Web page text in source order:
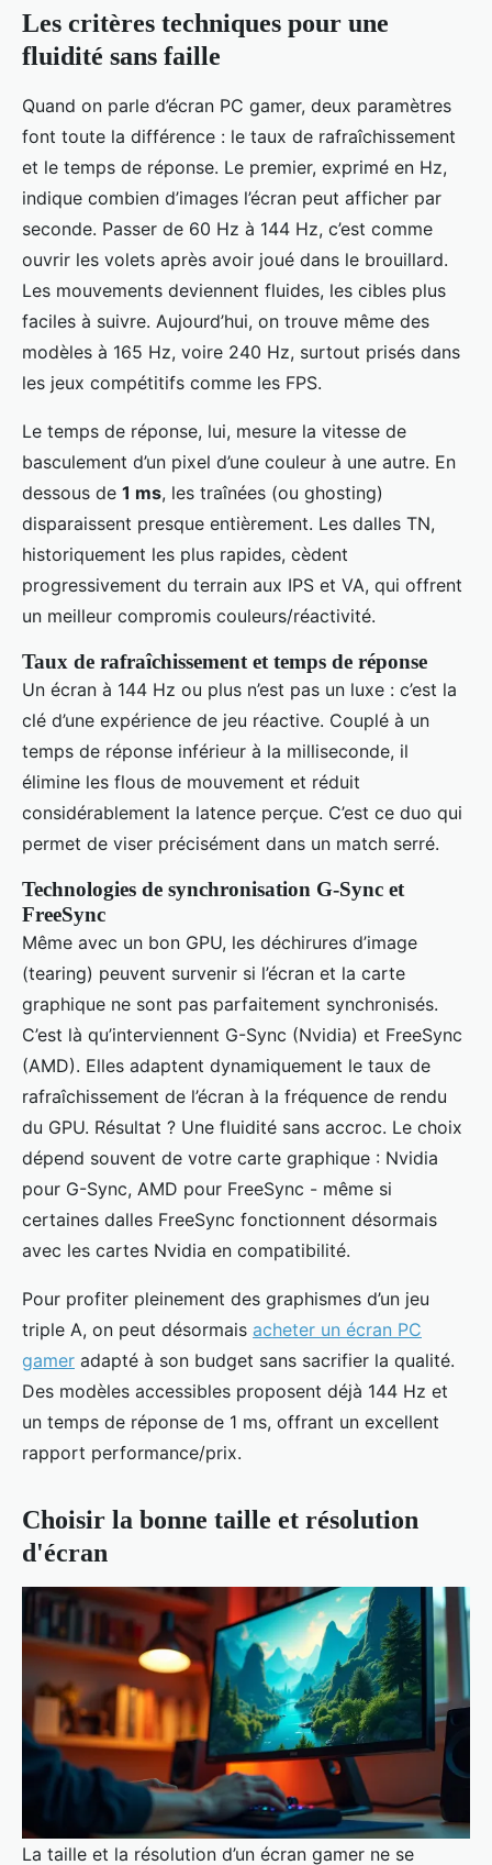
Les critères techniques pour une
fluidité sans faille
Quand on parle d’écran PC gamer, deux paramètres
font toute la différence : le taux de rafraîchissement
et le temps de réponse. Le premier, exprimé en Hz,
indique combien d’images l’écran peut afficher par
seconde. Passer de 60 Hz à 144 Hz, c’est comme
ouvrir les volets après avoir joué dans le brouillard.
Les mouvements deviennent fluides, les cibles plus
faciles à suivre. Aujourd’hui, on trouve même des
modèles à 165 Hz, voire 240 Hz, surtout prisés dans
les jeux compétitifs comme les FPS.
Le temps de réponse, lui, mesure la vitesse de
basculement d’un pixel d’une couleur à une autre. En
dessous de 1 ms, les traînées (ou ghosting)
disparaissent presque entièrement. Les dalles TN,
historiquement les plus rapides, cèdent
progressivement du terrain aux IPS et VA, qui offrent
un meilleur compromis couleurs/réactivité.
Taux de rafraîchissement et temps de réponse
Un écran à 144 Hz ou plus n’est pas un luxe : c’est la
clé d’une expérience de jeu réactive. Couplé à un
temps de réponse inférieur à la milliseconde, il
élimine les flous de mouvement et réduit
considérablement la latence perçue. C’est ce duo qui
permet de viser précisément dans un match serré.
Technologies de synchronisation G-Sync et
FreeSync
Même avec un bon GPU, les déchirures d’image
(tearing) peuvent survenir si l’écran et la carte
graphique ne sont pas parfaitement synchronisés.
C’est là qu’interviennent G-Sync (Nvidia) et FreeSync
(AMD). Elles adaptent dynamiquement le taux de
rafraîchissement de l’écran à la fréquence de rendu
du GPU. Résultat ? Une fluidité sans accroc. Le choix
dépend souvent de votre carte graphique : Nvidia
pour G-Sync, AMD pour FreeSync - même si
certaines dalles FreeSync fonctionnent désormais
avec les cartes Nvidia en compatibilité.
Pour profiter pleinement des graphismes d’un jeu
triple A, on peut désormais acheter un écran PC
gamer adapté à son budget sans sacrifier la qualité.
Des modèles accessibles proposent déjà 144 Hz et
un temps de réponse de 1 ms, offrant un excellent
rapport performance/prix.
Choisir la bonne taille et résolution
d'écran
La taille et la résolution d’un écran gamer ne se